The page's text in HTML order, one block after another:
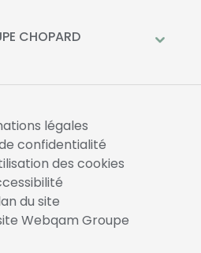
CHOPARD
légales
confidentialité
des cookies
du site
Webqam Groupe